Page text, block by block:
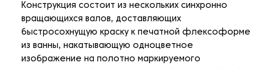
Конструкция состоит из нескольких синхронно
вращающихся валов, доставляющих
быстросохнущую краску к печатной флексоформе
из ванны, накатывающую одноцветное
изображение на полотно маркируемого